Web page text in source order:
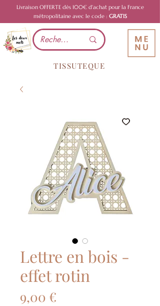
Livraison OFFERTE dès 100€ d'achat pour la France
métropolitaine avec le code : GRATIS
TISSUTEQUE
Lettre en bois -
effet rotin
9,00 €